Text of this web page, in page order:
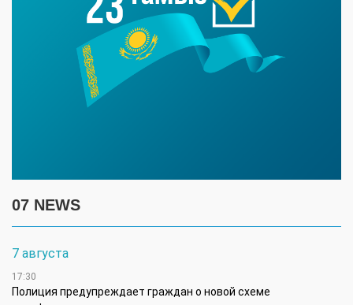
07 NEWS
7 августа
17:30
Полиция предупреждает граждан о новой схеме